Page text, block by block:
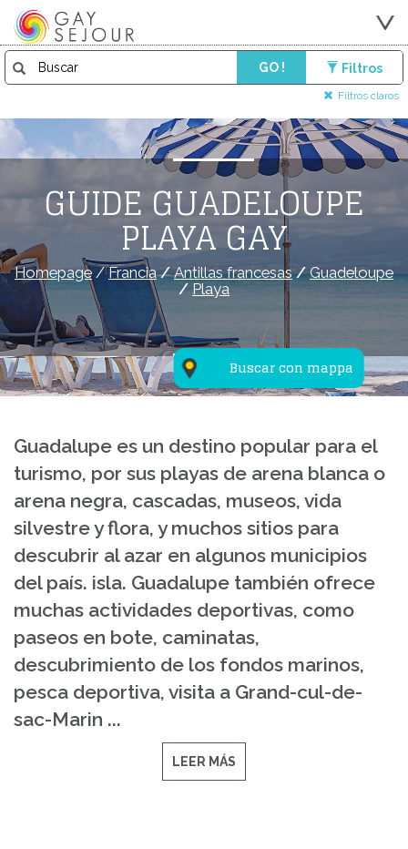
GO ! Filtros
Filtros claros
Buscar con mappa
GUIDE GUADELOUPE
PLAYA GAY
Homepage/Francia/Antillas francesas/Guadeloupe
/Playa
Guadalupe es un destino popular para el
turismo, por sus playas de arena blanca o
arena negra, cascadas, museos, vida
silvestre y flora, y muchos sitios para
descubrir al azar en algunos municipios
del país. isla. Guadalupe también ofrece
muchas actividades deportivas, como
paseos en bote, caminatas,
descubrimiento de los fondos marinos,
pesca deportiva, visita a Grand-cul-de-
sac-Marin ...
LEER MÁS